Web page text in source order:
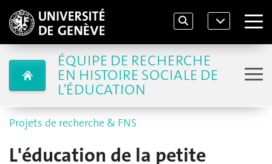
ÉQUIPE DE RECHERCHE
EN HISTOIRE SOCIALE DE
L'ÉDUCATION
Projets de recherche & FNS
L'éducation de la petite